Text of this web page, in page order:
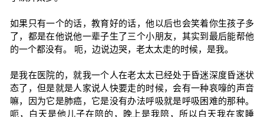
如果只有一个的话，教育好的话，他以后也会笑着你生孩子多
了，都是在他说他一辈子生了三个小朋友，其实到最后能帮他
的一个都没有。 呃，边说边哭，老太太走的时候，是我。
是我在医院的，就我一个人在老太太已经处于昏迷深度昏迷状
态了，但是就是人家说人快要走的时候，会有一种哀嚎的声音
嘛，因为它是肺癌，它是没有办法呼吸就是呼吸困难的那种。
呃，白天是他儿子在陪的，晚上是我陪，所以白天我在家睡